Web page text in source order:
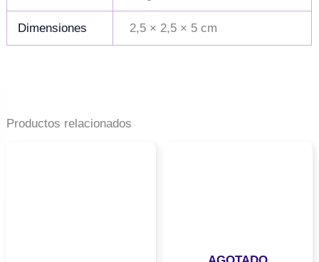
Dimensiones 2,5 × 2,5 × 5 cm
Productos relacionados